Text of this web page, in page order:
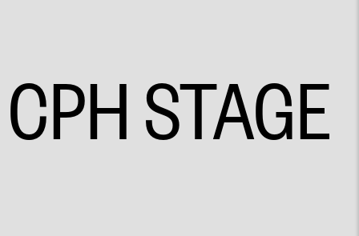
CPH STAGE